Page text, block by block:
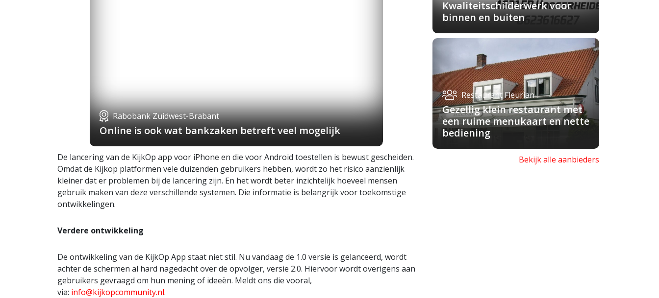
Rabobank Zuidwest-Brabant
Online is ook wat bankzaken betreft veel mogelijk
De lancering van de KijkOp app voor iPhone en die voor Android toestellen is bewust gescheiden.
Omdat de Kijkop platformen vele duizenden gebruikers hebben, wordt zo het risico aanzienlijk
kleiner dat er problemen bij de lancering zijn. En het wordt beter inzichtelijk hoeveel mensen
gebruik maken van deze verschillende systemen. Die informatie is belangrijk voor toekomstige
ontwikkelingen.
Verdere ontwikkeling
De ontwikkeling van de KijkOp App staat niet stil. Nu vandaag de 1.0 versie is gelanceerd, wordt
achter de schermen al hard nagedacht over de opvolger, versie 2.0. Hiervoor wordt overigens aan
gebruikers gevraagd om hun mening of ideeën. Meldt ons die vooral,
via: info@kijkopcommunity.nl.
Kwaliteitschilderwerk voor
binnen en buiten
Restaurant Fleurian
Gezellig klein restaurant met
een ruime menukaart en nette
bediening
Bekijk alle aanbieders